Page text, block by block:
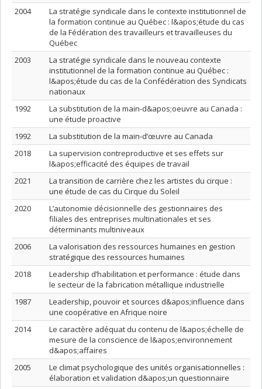
2004
La stratégie syndicale dans le contexte institutionnel de
la formation continue au Québec : l&apos;étude du cas
de la Fédération des travailleurs et travailleuses du
Québec
2003
La stratégie syndicale dans le nouveau contexte
institutionnel de la formation continue au Québec :
l&apos;étude du cas de la Confédération des Syndicats
nationaux
1992
La substitution de la main-d&apos;oeuvre au Canada :
une étude proactive
1992
La substitution de la main-d’œuvre au Canada
2018
La supervision contreproductive et ses effets sur
l&apos;efficacité des équipes de travail
2021
La transition de carrière chez les artistes du cirque :
une étude de cas du Cirque du Soleil
2020
L’autonomie décisionnelle des gestionnaires des
filiales des entreprises multinationales et ses
déterminants multiniveaux
2006
La valorisation des ressources humaines en gestion
stratégique des ressources humaines
2018
Leadership d’habilitation et performance : étude dans
le secteur de la fabrication métallique industrielle
1987
Leadership, pouvoir et sources d&apos;influence dans
une coopérative en Afrique noire
2014
Le caractère adéquat du contenu de l&apos;échelle de
mesure de la conscience de l&apos;environnement
d&apos;affaires
2005
Le climat psychologique des unités organisationnelles :
élaboration et validation d&apos;un questionnaire